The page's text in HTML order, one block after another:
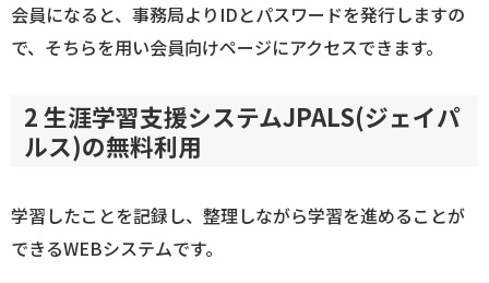
会員になると、事務局よりIDとパスワードを発行しますの
で、そちらを用い会員向けページにアクセスできます。
2 生涯学習支援システムJPALS(ジェイパ
ルス)の無料利用
学習したことを記録し、整理しながら学習を進めることが
できるWEBシステムです。